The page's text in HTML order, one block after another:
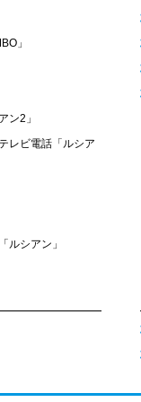
」
ン2」
レビ電話「ルシア
ルシアン」